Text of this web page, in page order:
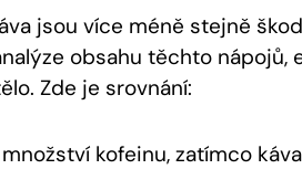
jsou více méně stejně
obsahu těchto nápojů,
Zde je srovnání:
kofeinu, zatímco